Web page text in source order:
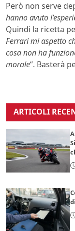
Però non serve
hanno avuto
Quindi la ricetta
Ferrari mi aspetto
cosa non ha
morale“. Basterà
ARTICOLI